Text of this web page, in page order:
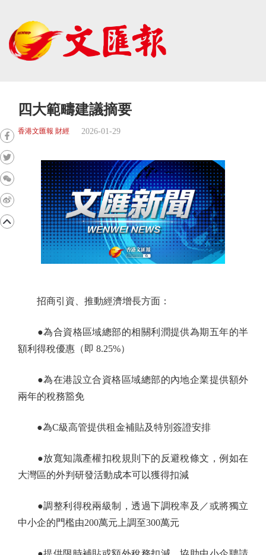
四大範疇建議摘要
香港文匯報 財經 2026-01-29
招商引資、推動經濟增長方面：
●為合資格區域總部的相關利潤提供為期五年的半
額利得稅優惠（即 8.25%）
●為在港設立合資格區域總部的內地企業提供額外
兩年的稅務豁免
●為C級高管提供租金補貼及特別簽證安排
●放寬知識產權扣稅規則下的反避稅條文，例如在
大灣區的外判研發活動成本可以獲得扣減
●調整利得稅兩級制，透過下調稅率及／或將獨立
中小企的門檻由200萬元上調至300萬元